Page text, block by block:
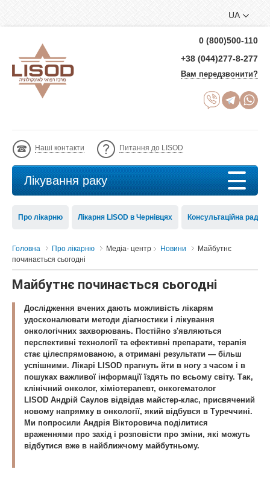
UA
0 (800)500-110
+38 (044)277-8-277
Вам передзвонити?
Наші контакти Питання до LISOD
Лікування раку
Про лікарню Лікарня LISOD в Чернівцях Консультаційна рада
Головна Про лікарню Медіа- центр Новини
Майбутнє
починається сьогодні
Майбутнє починається сьогодні
Дослідження вчених дають можливість лікарям
удосконалювати методи діагностики і лікування
онкологічних захворювань. Постійно з'являються
перспективні технології та ефективні препарати, терапія
стає цілеспрямованою, а отримані результати — більш
успішними. Лікарі LISOD прагнуть йти в ногу з часом і в
пошуках важливої інформації їздять по всьому світу. Так,
клінічний онколог, хіміотерапевт, онкогематолог
LISOD Андрій Саулов відвідав майстер-клас, присвячений
новому напрямку в онкології, який відбувся в Туреччині.
Ми попросили Андрія Вікторовича поділитися
враженнями про захід і розповісти про зміни, які можуть
відбутися вже в найближчому майбутньому.